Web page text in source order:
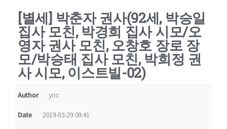
[별세] 박춘자 권사(92세, 박승일
집사 모친, 박경희 집사 시모/오
영자 권사 모친, 오창호 장로 장
모/박승태 집사 모친, 박희정 권
사 시모, 이스트빌-02)
Author ync
Date 2019-03-29 09:41